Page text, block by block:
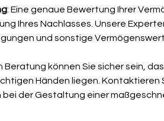
: Eine genaue Bewertung Ihrer
Ihres Nachlasses. Unsere
und sonstige
können Sie sicher sein,
Händen liegen. Kontaktieren
bei der Gestaltung einer